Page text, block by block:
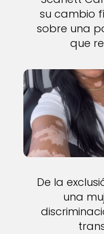
su cambio
sobre una
que
De la
una